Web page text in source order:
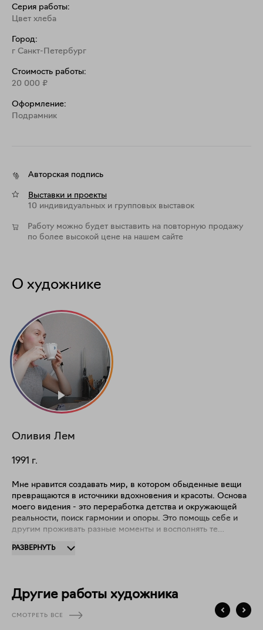
Серия работы:
Цвет хлеба
Город:
г Санкт-Петербург
Стоимость работы:
20 000 ₽
Оформление:
Подрамник
Авторская подпись
Выставки и проекты
10 индивидуальных и групповых выставок
Работу можно будет выставить на повторную продажу
по более высокой цене на нашем сайте
О художнике
Оливия Лем
1991 г.
Мне нравится создавать мир, в котором обыденные вещи
превращаются в источники вдохновения и красоты. Основа
моего видения - это переработка детства и окружающей
реальности, поиск гармонии и опоры. Это помощь себе и
другим проживать разные моменты и восполнять те
уголок, где можно продолжать жить в розовых очках.
РАЗВЕРНУТЬ
Другие работы художника
СМОТРЕТЬ ВСЕ